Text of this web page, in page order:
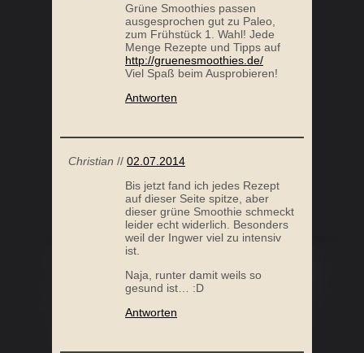
Grüne Smoothies passen
ausgesprochen gut zu Paleo,
zum Frühstück 1. Wahl! Jede
Menge Rezepte und Tipps auf
http://gruenesmoothies.de/
Viel Spaß beim Ausprobieren!
Antworten
Christian // 02.07.2014
Bis jetzt fand ich jedes Rezept
auf dieser Seite spitze, aber
dieser grüne Smoothie schmeckt
leider echt widerlich. Besonders
weil der Ingwer viel zu intensiv
ist.
Naja, runter damit weils so
gesund ist… :D
Antworten